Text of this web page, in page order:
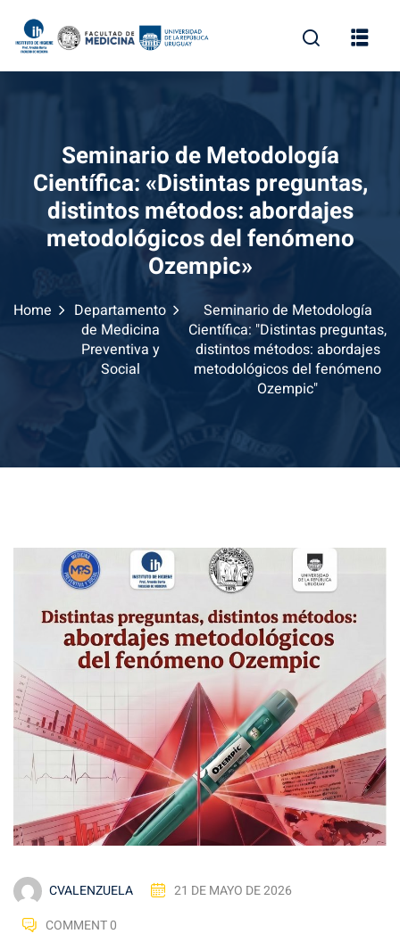
content
Seminario de Metodología
Científica: «Distintas preguntas,
distintos métodos: abordajes
metodológicos del fenómeno
Ozempic»
Home
Departamento
de Medicina
Preventiva y
Social
Seminario de Metodología
Científica: "Distintas preguntas,
distintos métodos: abordajes
metodológicos del fenómeno
Ozempic"
CVALENZUELA
21 DE MAYO DE 2026
COMMENT 0